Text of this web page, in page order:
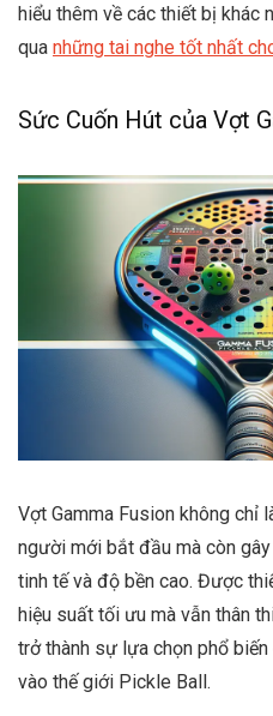
hiểu thêm về các thiết bị khác
qua những tai nghe tốt nhất
Sức Cuốn Hút của Vợt
Vợt Gamma Fusion không chỉ
người mới bắt đầu mà còn
tinh tế và độ bền cao. Được
hiệu suất tối ưu mà vẫn thân
trở thành sự lựa chọn phổ
vào thế giới Pickle Ball.